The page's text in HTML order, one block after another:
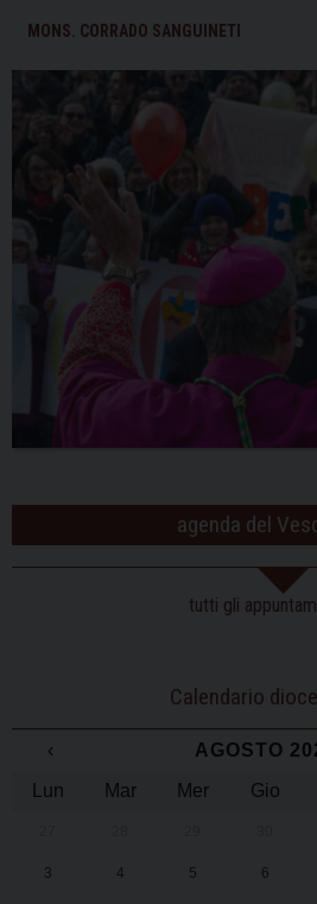
MONS. CORRADO SANGUINETI
agenda del
tutti gli
Calendario
‹ AGOSTO
Lun
Mar Mer Gio
3 4 5 6